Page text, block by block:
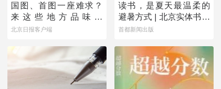
国图、首图一座难求？
来这些地方品味书
香……
北京日报客户端
读书，是夏天最温柔的
避暑方式 | 北京实体书店
活动预告（8月1日-8月7
首都新闻出版